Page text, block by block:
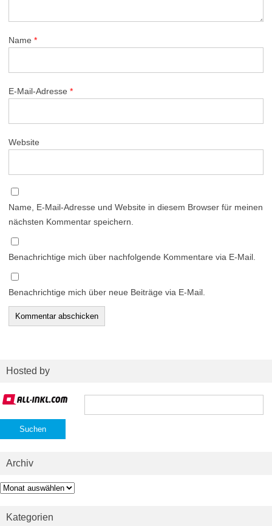
Name *
E-Mail-Adresse *
Website
Name, E-Mail-Adresse und Website in diesem Browser für meinen
nächsten Kommentar speichern.
Benachrichtige mich über nachfolgende Kommentare via E-Mail.
Benachrichtige mich über neue Beiträge via E-Mail.
Hosted by
Suchen
Archiv
Archiv
Kategorien